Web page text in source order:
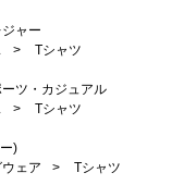
ャー
>
Tシャツ
ツ・カジュアル
>
Tシャツ
)
ェア >
Tシャツ